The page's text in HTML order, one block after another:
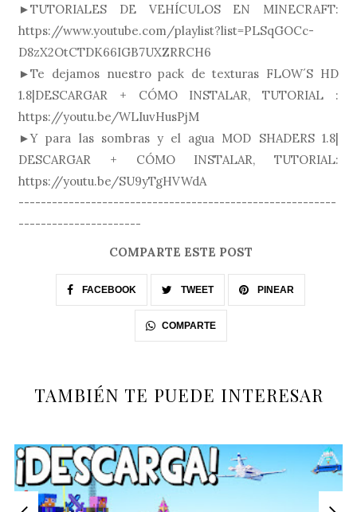
►TUTORIALES DE VEHÍCULOS EN MINECRAFT:
https://www.youtube.com/playlist?list=PLSqGOCc-
D8zX2OtCTDK66IGB7UXZRRCH6
►Te dejamos nuestro pack de texturas FLOW´S HD
1.8|DESCARGAR + CÓMO INSTALAR, TUTORIAL :
https://youtu.be/WLIuvHusPjM
►Y para las sombras y el agua MOD SHADERS 1.8|
DESCARGAR + CÓMO INSTALAR, TUTORIAL:
https://youtu.be/SU9yTgHVWdA
---------------------------------------------------------
----------------------
COMPARTE ESTE POST
FACEBOOK TWEET PINEAR
COMPARTE
TAMBIÉN TE PUEDE INTERESAR